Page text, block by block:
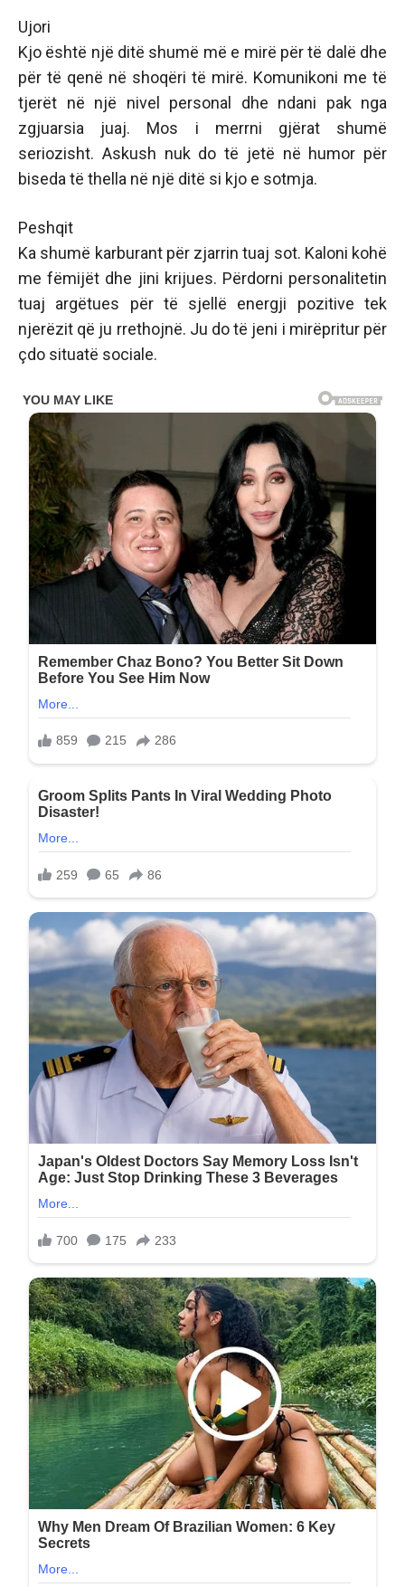
Ujori
Kjo është një ditë shumë më e mirë për të dalë dhe
për të qenë në shoqëri të mirë. Komunikoni me të
tjerët në një nivel personal dhe ndani pak nga
zgjuarsia juaj. Mos i merrni gjërat shumë
seriozisht. Askush nuk do të jetë në humor për
biseda të thella në një ditë si kjo e sotmja.
Peshqit
Ka shumë karburant për zjarrin tuaj sot. Kaloni kohë
me fëmijët dhe jini krijues. Përdorni personalitetin
tuaj argëtues për të sjellë energji pozitive tek
njerëzit që ju rrethojnë. Ju do të jeni i mirëpritur për
çdo situatë sociale.